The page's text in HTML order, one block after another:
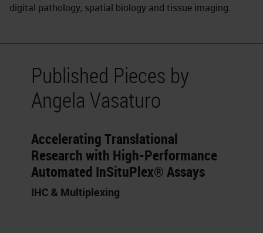
digital pathology, spatial biology and tissue imaging.
Published Pieces by
Angela Vasaturo
Accelerating Translational
Research with High-Performance
Automated InSituPlex® Assays
IHC & Multiplexing